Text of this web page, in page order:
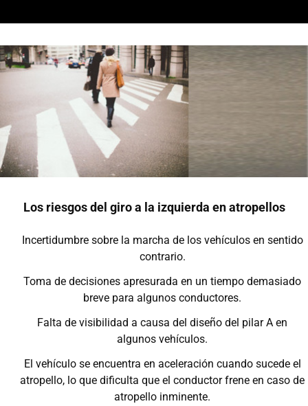
Los riesgos del giro a la izquierda en atropellos
Incertidumbre sobre la marcha de los vehículos en sentido
contrario.
Toma de decisiones apresurada en un tiempo demasiado
breve para algunos conductores.
Falta de visibilidad a causa del diseño del pilar A en
algunos vehículos.
El vehículo se encuentra en aceleración cuando sucede el
atropello, lo que dificulta que el conductor frene en caso de
atropello inminente.